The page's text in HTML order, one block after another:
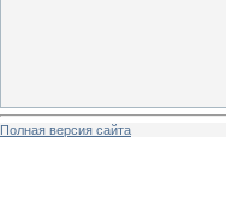
Полная версия сайта